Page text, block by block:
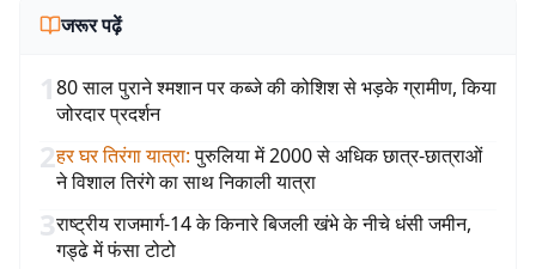
जरूर पढ़ें
180 साल पुराने श्मशान पर कब्जे की कोशिश से भड़के ग्रामीण, किया
जोरदार प्रदर्शन
2हर घर तिरंगा यात्रा: पुरुलिया में 2000 से अधिक छात्र-छात्राओं
ने विशाल तिरंगे का साथ निकाली यात्रा
3राष्ट्रीय राजमार्ग-14 के किनारे बिजली खंभे के नीचे धंसी जमीन,
गड्ढे में फंसा टोटो